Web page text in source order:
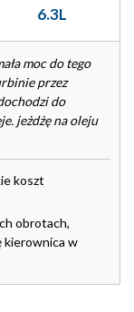
6.3L
moc do tego
przez
do
jeżdżę na oleju
koszt
obrotach,
kierownica w